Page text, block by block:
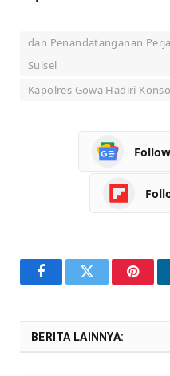
dan Penandatanganan
Sulsel
Kapolres Gowa Hadiri
FacebookTwitter
BERITA LAINNYA: